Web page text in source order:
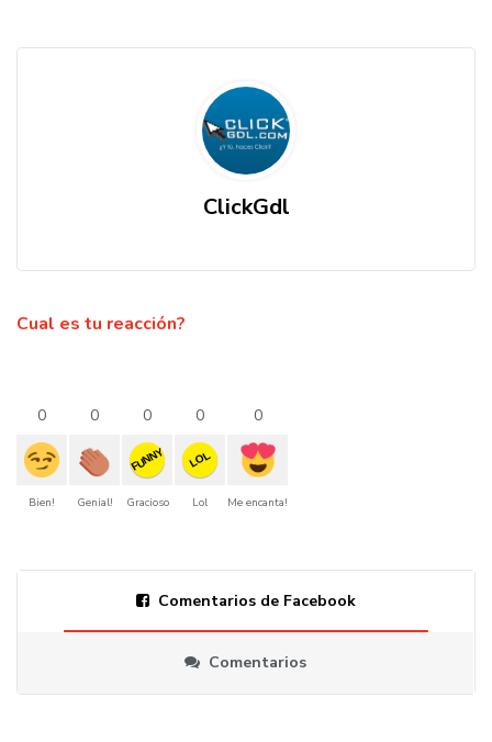
ClickGdl
Cual es tu reacción?
0
Bien!
0
Genial!
0
FUNNY
Gracioso
0
LOL
Lol
0
Me encanta!
Comentarios de Facebook
Comentarios